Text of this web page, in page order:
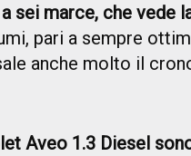
sei marce, che vede
pari a sempre
anche molto il
Aveo 1.3 Diesel